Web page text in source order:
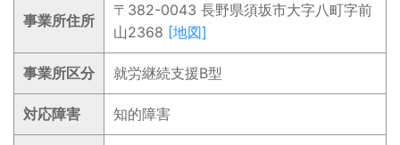
事業所住所
〒382-0043 長野県須坂市大字八町字前
山2368 [地図]
事業所区分 就労継続支援B型
対応障害 知的障害